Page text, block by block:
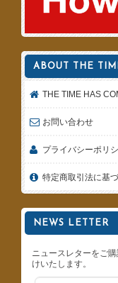
ABOUT THE
THE TIME HAS
お問い合わせ
プライバシーポリ
特定商取引法に基
NEWS LETTER
ニュースレターをご
けいたします。